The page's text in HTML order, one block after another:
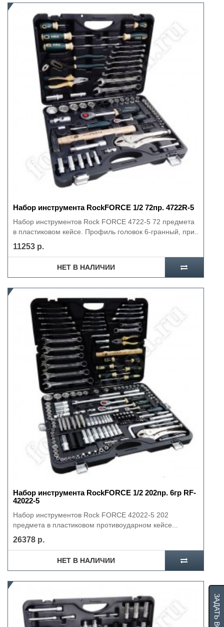
Набор инструмента RockFORCE 1/2 72пр. 4722R-5
Набор инструментов Rock FORCE 4722-5 72 предмета
в пластиковом кейсе. Профиль головок 6-гранный, при..
11253 р.
НЕТ В НАЛИЧИИ
Набор инструмента RockFORCE 1/2 202пр. 6гр RF-
42022-5
Набор инструментов Rock FORCE 42022-5 202
предмета в пластиковом противоударном кейсе...
26378 р.
НЕТ В НАЛИЧИИ